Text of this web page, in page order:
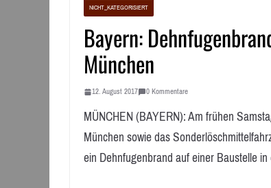
NICHT_KATEGORISIERT
Bayern:
München
12. August 2017 0 Kommentare
MÜNCHEN (BAYERN): Am frühen
München sowie das
ein Dehnfugenbrand auf einer Baustelle